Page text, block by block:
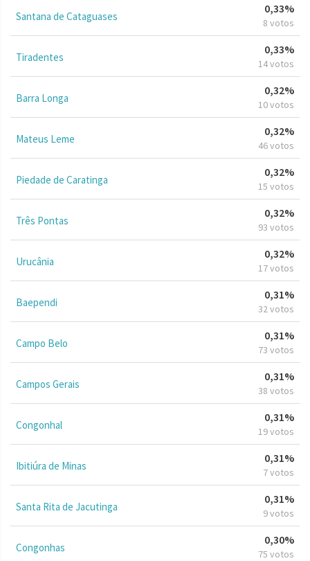
Santana de Cataguases
0,33%
8 votos
Tiradentes
0,33%
14 votos
Barra Longa
0,32%
10 votos
Mateus Leme
0,32%
46 votos
Piedade de Caratinga
0,32%
15 votos
Três Pontas
0,32%
93 votos
Urucânia
0,32%
17 votos
Baependi
0,31%
32 votos
Campo Belo
0,31%
73 votos
Campos Gerais
0,31%
38 votos
Congonhal
0,31%
19 votos
Ibitiúra de Minas
0,31%
7 votos
Santa Rita de Jacutinga
0,31%
9 votos
Congonhas
0,30%
75 votos